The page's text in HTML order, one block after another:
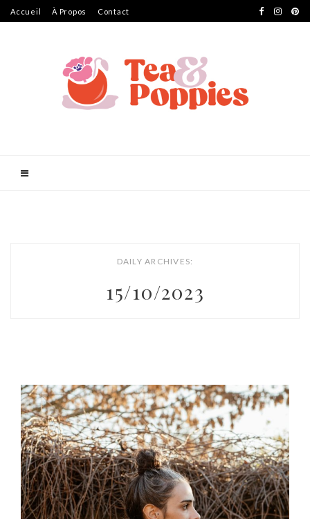
Accueil À Propos Contact
DAILY ARCHIVES:
15/10/2023